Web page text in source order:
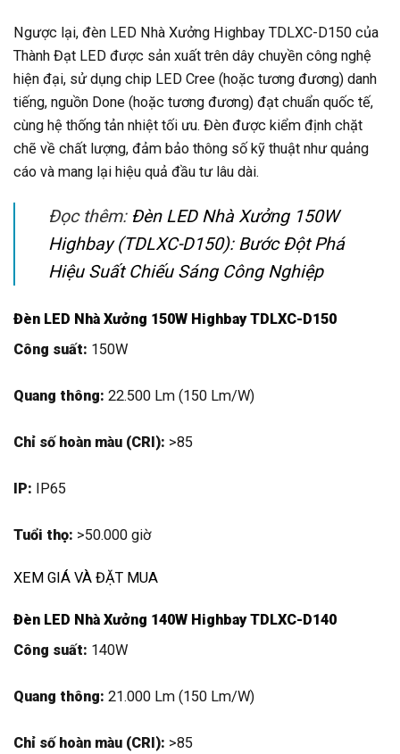
Ngược lại, đèn LED Nhà Xưởng Highbay TDLXC-D150 của
Thành Đạt LED được sản xuất trên dây chuyền công nghệ
hiện đại, sử dụng chip LED Cree (hoặc tương đương) danh
tiếng, nguồn Done (hoặc tương đương) đạt chuẩn quốc tế,
cùng hệ thống tản nhiệt tối ưu. Đèn được kiểm định chặt
chẽ về chất lượng, đảm bảo thông số kỹ thuật như quảng
cáo và mang lại hiệu quả đầu tư lâu dài.
Đọc thêm: Đèn LED Nhà Xưởng 150W
Highbay (TDLXC-D150): Bước Đột Phá
Hiệu Suất Chiếu Sáng Công Nghiệp
Đèn LED Nhà Xưởng 150W Highbay TDLXC-D150
Công suất: 150W
Quang thông: 22.500 Lm (150 Lm/W)
Chỉ số hoàn màu (CRI): >85
IP: IP65
Tuổi thọ: >50.000 giờ
XEM GIÁ VÀ ĐẶT MUA
Đèn LED Nhà Xưởng 140W Highbay TDLXC-D140
Công suất: 140W
Quang thông: 21.000 Lm (150 Lm/W)
Chỉ số hoàn màu (CRI): >85